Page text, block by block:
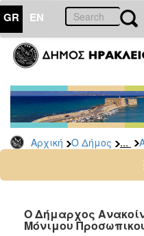
GR EN
Αρχική Ο Δήμος ...
ΔΗΜΟΣ
Προσλήψεις
Αρχείο
2026
2025
2022
2020
Ο Δήμαρχος
Μόνιμου